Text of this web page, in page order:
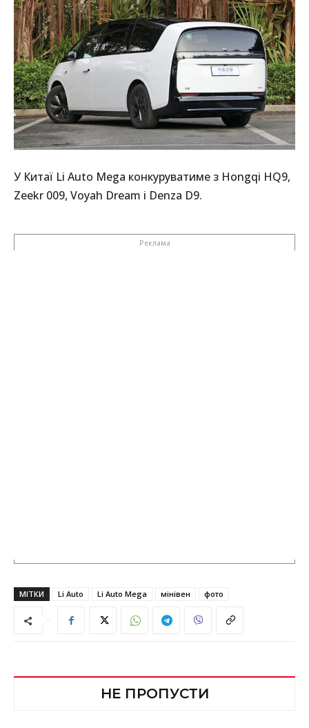
У Китаї Li Auto Mega конкуруватиме з Hongqi HQ9,
Zeekr 009, Voyah Dream і Denza D9.
МІТКИ Li Auto Li Auto Mega мінівен фото
НЕ ПРОПУСТИ